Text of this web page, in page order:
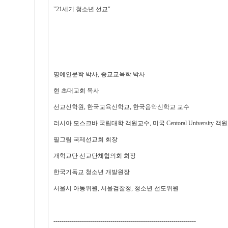
"21세기 청소년 선교"
명예인문학 박사, 종교교육학 박사
현 초대교회 목사
선교신학원, 한국교육신학교, 한국음악신학교 교수
러시아 모스크바 국립대학 객원교수, 미국 Centoral University 객
필그림 국제선교회 회장
개혁교단 선교단체협의회 회장
한국기독교 청소년 개발원장
서울시 아동위원, 서울검찰청, 청소년 선도위원
----------------------------------------------------------------------